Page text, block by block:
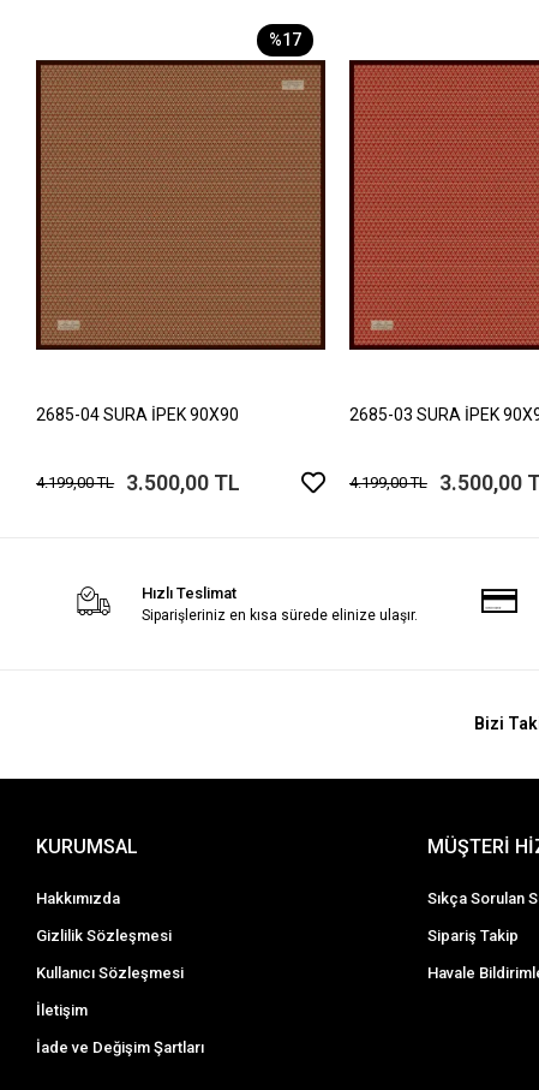
%17
2685-04 SURA İPEK 90X90
4.199,00 TL 3.500,00 TL
2685-03 SURA İPEK
4.199,00 TL 3.500,00
Hızlı Teslimat
Siparişleriniz en kısa sürede elinize ulaşır.
Bizi
KURUMSAL
Hakkımızda
Gizlilik Sözleşmesi
Kullanıcı Sözleşmesi
İletişim
İade ve Değişim Şartları
MÜŞTERİ
Sıkça Sorulan
Sipariş Takip
Havale